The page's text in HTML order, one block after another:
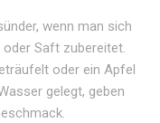
wenn man sich
Saft zubereitet.
oder ein Apfel
gelegt, geben